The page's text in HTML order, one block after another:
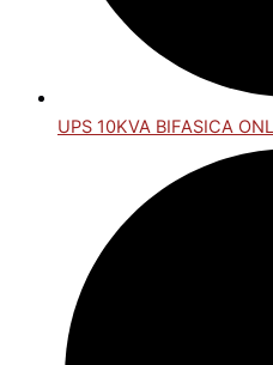
UPS 10KVA BIFASICA